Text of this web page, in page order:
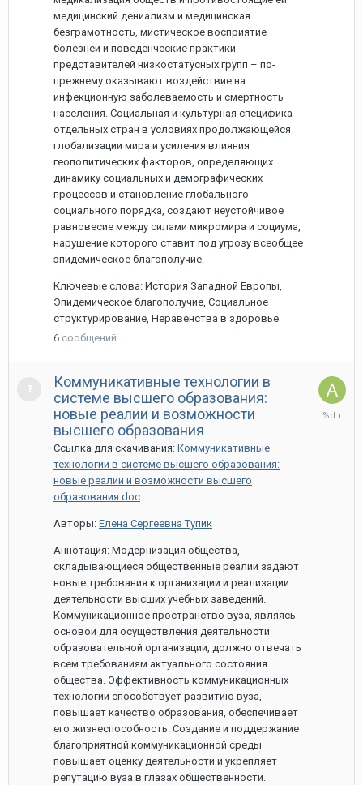
медицинский дениализм и медицинская
безграмотность, мистическое восприятие
болезней и поведенческие практики
представителей низкостатусных групп – по-
прежнему оказывают воздействие на
инфекционную заболеваемость и смертность
населения. Социальная и культурная специфика
отдельных стран в условиях продолжающейся
глобализации мира и усиления влияния
геополитических факторов, определяющих
динамику социальных и демографических
процессов и становление глобального
социального порядка, создают неустойчивое
равновесие между силами микромира и социума,
нарушение которого ставит под угрозу всеобщее
эпидемическое благополучие.
Ключевые слова: История Западной Европы,
Эпидемическое благополучие, Социальное
структурирование, Неравенства в здоровье
6 сообщений
Коммуникативные технологии в
системе высшего образования:
новые реалии и возможности
высшего образования
Ссылка для скачивания: Коммуникативные
технологии в системе высшего образования:
новые реалии и возможности высшего
образования.doc
Авторы: Елена Сергеевна Тупик
Аннотация: Модернизация общества,
складывающиеся общественные реалии задают
новые требования к организации и реализации
деятельности высших учебных заведений.
Коммуникационное пространство вуза, являясь
основой для осуществления деятельности
образовательной организации, должно отвечать
всем требованиям актуального состояния
общества. Эффективность коммуникационных
технологий способствует развитию вуза,
повышает качество образования, обеспечивает
его жизнеспособность. Создание и поддержание
благоприятной коммуникационной среды
повышает оценку деятельности и укрепляет
репутацию вуза в глазах общественности.
2